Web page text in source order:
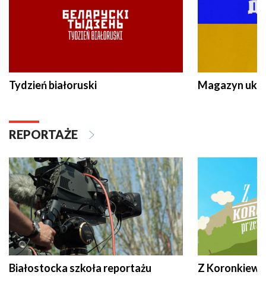
Tydzień białoruski Magazyn
REPORTAŻE
Białostocka szkoła reportażu Z